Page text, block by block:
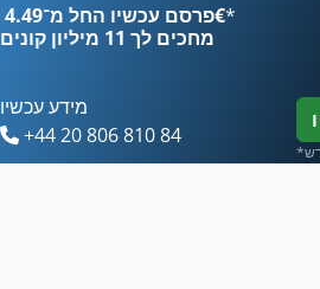
פרסם עכשיו החל מ־‏4.49 ‏€*
מחכים לך 11 מיליון קונים
מידע עכשיו
+44 20 806 810 84